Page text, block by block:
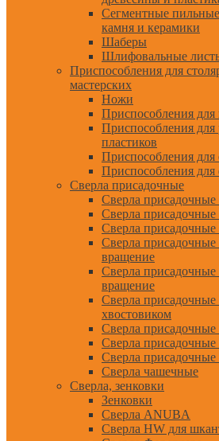
Сегментные
камня и керамики
Шаберы
Шлифовальные
Приспособления для
мастерских
Ножи
Приспособления для
Приспособления для
пластиков
Приспособления для
Приспособления для
Сверла присадочные
Сверла
Сверла
Сверла
Сверла
вращение
Сверла
вращение
Сверла присадочные
хвостовиком
Сверла присадочные
Сверла
Сверла
Сверла чашечные
Сверла, зенковки
Зенковки
Сверла ANUBA
Сверла HW для